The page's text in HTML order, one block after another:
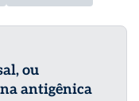
ou
antigênica